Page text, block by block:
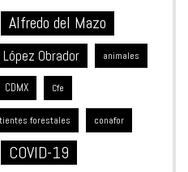
Alfredo del Mazo
Obrador animales
CDMX Cfe
forestales conafor
COVID-19